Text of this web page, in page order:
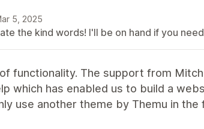
5, 2025
the kind words! I'll be on hand if you
functionality. The support from
which has enabled us to build a
use another theme by Themu in